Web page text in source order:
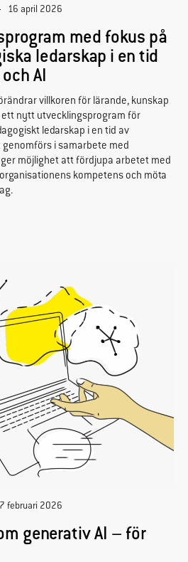
16 april 2026
med fokus på
ledarskap i en tid
AI
villkoren för lärande, kunskap
nytt utvecklingsprogram för
ledarskap i en tid av
i samarbete med
möjlighet att fördjupa arbetet med
kompetens och möta
februari 2026
generativ AI – för